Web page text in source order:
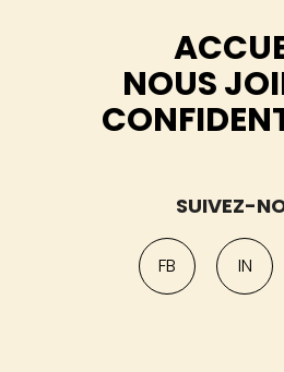
NOUS
SUIVEZ-
FB IN